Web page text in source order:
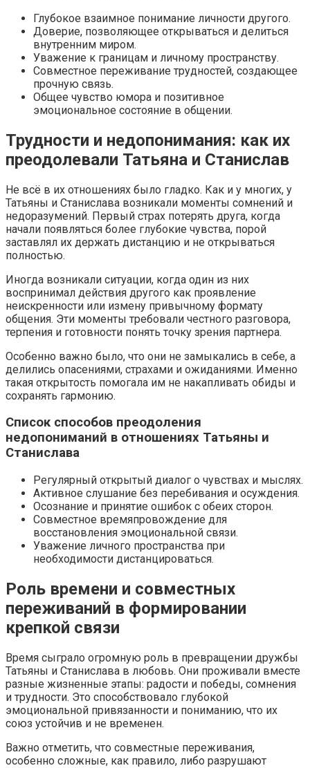
Глубокое взаимное понимание личности другого.
Доверие, позволяющее открываться и делиться
внутренним миром.
Уважение к границам и личному пространству.
Совместное переживание трудностей, создающее
прочную связь.
Общее чувство юмора и позитивное
эмоциональное состояние в общении.
Трудности и недопонимания: как их
преодолевали Татьяна и Станислав
Не всё в их отношениях было гладко. Как и у многих, у
Татьяны и Станислава возникали моменты сомнений и
недоразумений. Первый страх потерять друга, когда
начали появляться более глубокие чувства, порой
заставлял их держать дистанцию и не открываться
полностью.
Иногда возникали ситуации, когда один из них
воспринимал действия другого как проявление
неискренности или измену привычному формату
общения. Эти моменты требовали честного разговора,
терпения и готовности понять точку зрения партнера.
Особенно важно было, что они не замыкались в себе, а
делились опасениями, страхами и ожиданиями. Именно
такая открытость помогала им не накапливать обиды и
сохранять гармонию.
Список способов преодоления
недопониманий в отношениях Татьяны и
Станислава
Регулярный открытый диалог о чувствах и мыслях.
Активное слушание без перебивания и осуждения.
Осознание и принятие ошибок с обеих сторон.
Совместное времяпровождение для
восстановления эмоциональной связи.
Уважение личного пространства при
необходимости дистанцироваться.
Роль времени и совместных
переживаний в формировании
крепкой связи
Время сыграло огромную роль в превращении дружбы
Татьяны и Станислава в любовь. Они проживали вместе
разные жизненные этапы: радости и победы, сомнения
и трудности. Это способствовало глубокой
эмоциональной привязанности и пониманию, что их
союз устойчив и не временен.
Важно отметить, что совместные переживания,
особенно сложные, как правило, либо разрушают